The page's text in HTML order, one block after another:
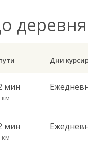
мин
км
мин
км